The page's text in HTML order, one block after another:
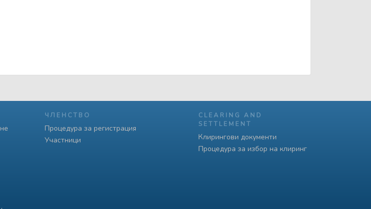
ЧЛЕНСТВО
Процедура за регистрация
Участници
CLEARING AND
SETTLEMENT
Клирингови документи
Процедура за избор на клиринг